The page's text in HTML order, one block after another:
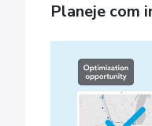
Planeje com